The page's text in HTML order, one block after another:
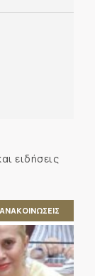
ειδήσεις
ΑΝΑΚΟΙΝΩΣΕΙΣ